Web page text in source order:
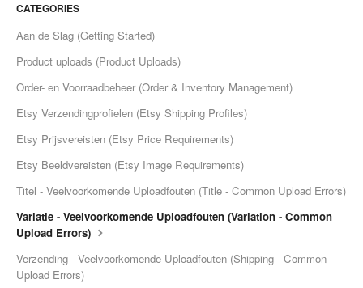
Etsy Integration - Spanish
Etsy Integration - Dutch
Page Wise Docs - Dutch
Page Wise Docs - French
Page Wise Docs - Deutsch
Page Wise Docs - Italian
Page Wise Docs - Spanish
CATEGORIES
Aan de Slag (Getting Started)
Product uploads (Product Uploads)
Order- en Voorraadbeheer (Order & Inventory Management)
Etsy Verzendingprofielen (Etsy Shipping Profiles)
Etsy Prijsvereisten (Etsy Price Requirements)
Etsy Beeldvereisten (Etsy Image Requirements)
Titel - Veelvoorkomende Uploadfouten (Title - Common Upload Errors)
Variatie - Veelvoorkomende Uploadfouten (Variation - Common
Upload Errors)
Verzending - Veelvoorkomende Uploadfouten (Shipping - Common
Upload Errors)